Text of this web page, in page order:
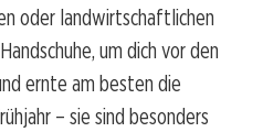
oder landwirtschaftlichen
um dich vor den
ernte am besten die
– sie sind besonders